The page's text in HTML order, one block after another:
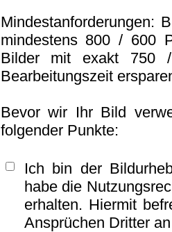
Mindestanforderungen:
mindestens 800 / 600
Bilder mit exakt 750
Bearbeitungszeit
Bevor wir Ihr Bild
folgender Punkte:
Ich bin der
habe die
erhalten. Hiermit
Ansprüchen Dritter